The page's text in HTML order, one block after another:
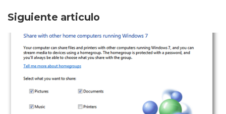
Siguiente articulo